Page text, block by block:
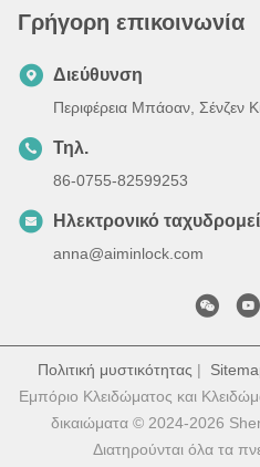
Γρήγορη επικοινωνία
Διεύθυνση
Περιφέρεια Μπάοαν, Σένζεν
Τηλ.
86-0755-82599253
Ηλεκτρονικό
anna@aiminlock.com
Πολιτική μυστικότητας |
Εμπόριο Κλειδώματος και
δικαιώματα © 2024-2026
Διατηρούνται όλα τα